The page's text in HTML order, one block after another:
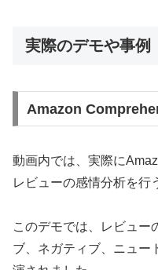
実際のデモや事例
Amazon
動画内では、実際に
レビューの感情分析を行
このデモでは、レビュー
ブ、ネガティブ、ニュー